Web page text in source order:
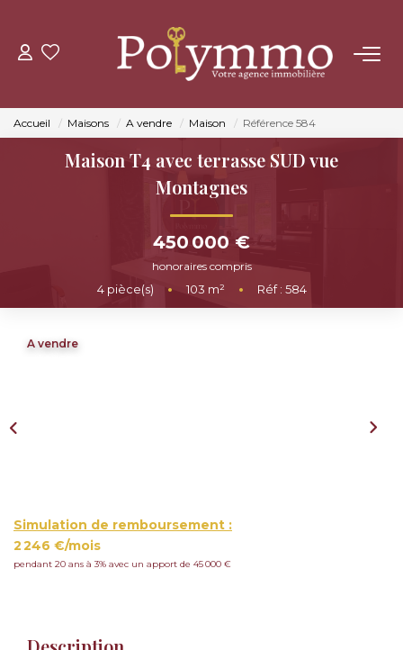
LOUER
ESTIMER
NOS AGENCES
Accueil Maisons A vendre Maison Référence 584
Maison T4 avec terrasse SUD vue
Montagnes
450 000 €
honoraires compris
4pièce(s) • 103 m² • Réf : 584
A vendre
Simulation de remboursement :
2 246 €/mois
pendant 20 ans à 3% avec un apport de 45 000 €